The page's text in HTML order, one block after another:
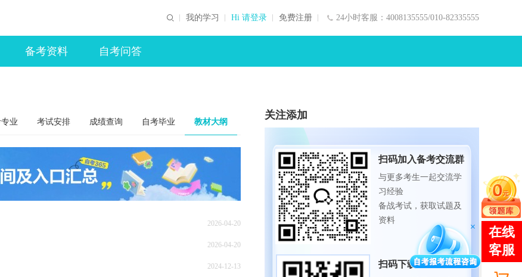
24小时客服：4008135555/010-82335555
我的学习 Hi 请登录 免费注册
备考资料 自考问答
业 考试安排 成绩查询 自考毕业 教材大纲
2026-04-20
2026-04-20
2024-12-13
关注添加
扫码加入备考交流群
与更多考生一起交流学
习经验
备战考试，获取试题及
资料
扫码下载APP